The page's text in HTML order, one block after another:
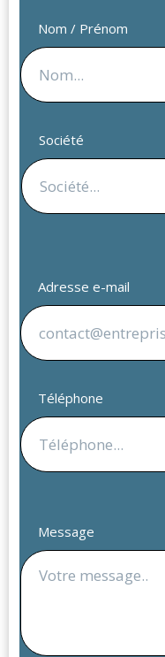
Nom / Prénom
Société
Adresse e-mail
Téléphone
Message